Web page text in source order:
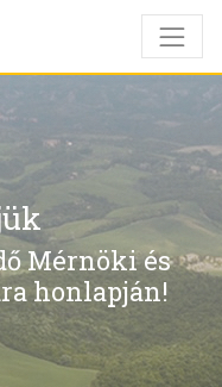
Mérnöki és
honlapján!